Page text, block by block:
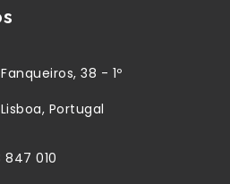
38 - 1º
Lisboa, Portugal
847 010